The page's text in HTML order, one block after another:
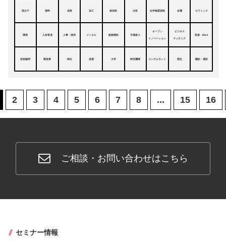
高分子 塗料 成形 加工 添加剤 分析 化学物質規制 金属 セラミック
環境 人材育成 人事・採用 メンタル 販路開拓 市場参入
オープン
イノベーション
ビジネス
マッチング
投資・M&A
技術顧問 製造業 商社 流通 大学 研究機関 コンサルタント 歴史 翻訳・通訳
2 3 4 5 6 7 8 ... 15 16
ご相談・お問い合わせはこちら
セミナー情報